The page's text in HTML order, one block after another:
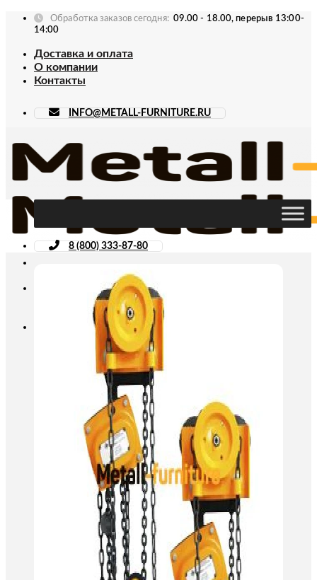
Skip
Обработка заказов сегодня: 09.00 - 18.00, перерыв 13:00-
14:00
Доставка и оплата
О компании
Контакты
INFO@METALL-FURNITURE.RU
8 (800) 333-87-80